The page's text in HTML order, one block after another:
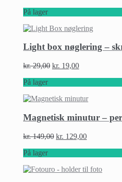
På lager
Light box nøglering –
kr.29,00 kr. 19,00
På lager
Magnetisk minutur –
kr.149,00 kr. 129,00
På lager